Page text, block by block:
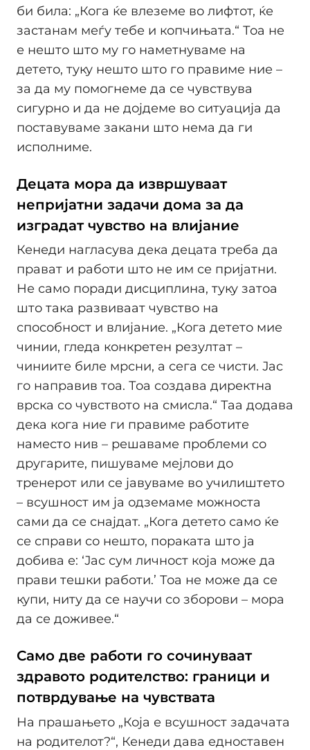
би била: „Кога ќе влеземе во лифтот, ќе
застанам меѓу тебе и копчињата.“ Тоа не
е нешто што му го наметнуваме на
детето, туку нешто што го правиме ние –
за да му помогнеме да се чувствува
сигурно и да не дојдеме во ситуација да
поставуваме закани што нема да ги
исполниме.
Децата мора да извршуваат
непријатни задачи дома за да
изградат чувство на влијание
Кенеди нагласува дека децата треба да
прават и работи што не им се пријатни.
Не само поради дисциплина, туку затоа
што така развиваат чувство на
способност и влијание. „Кога детето мие
чинии, гледа конкретен резултат –
чиниите биле мрсни, а сега се чисти. Јас
го направив тоа. Тоа создава директна
врска со чувството на смисла.“ Таа додава
дека кога ние ги правиме работите
наместо нив – решаваме проблеми со
другарите, пишуваме мејлови до
тренерот или се јавуваме во училиштето
– всушност им ја одземаме можноста
сами да се снајдат. „Кога детето само ќе
се справи со нешто, пораката што ја
добива е: ‘Јас сум личност која може да
прави тешки работи.’ Тоа не може да се
купи, ниту да се научи со зборови – мора
да се доживее.“
Само две работи го сочинуваат
здравото родителство: граници и
потврдување на чувствата
На прашањето „Која е всушност задачата
на родителот?“, Кенеди дава едноставен